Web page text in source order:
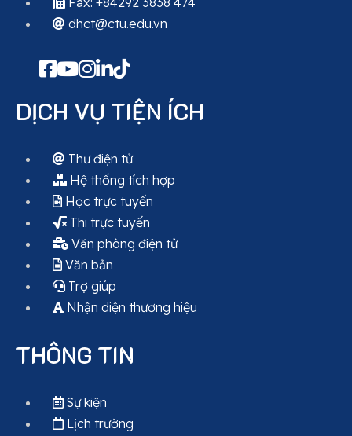
dhct@ctu.edu.vn
DỊCH VỤ TIỆN ÍCH
Thư điện tử
Hệ thống tích hợp
Học trực tuyến
Thi trực tuyến
Văn phòng điện tử
Văn bản
Trợ giúp
Nhận diện thương hiệu
THÔNG TIN
Sự kiện
Lịch trường